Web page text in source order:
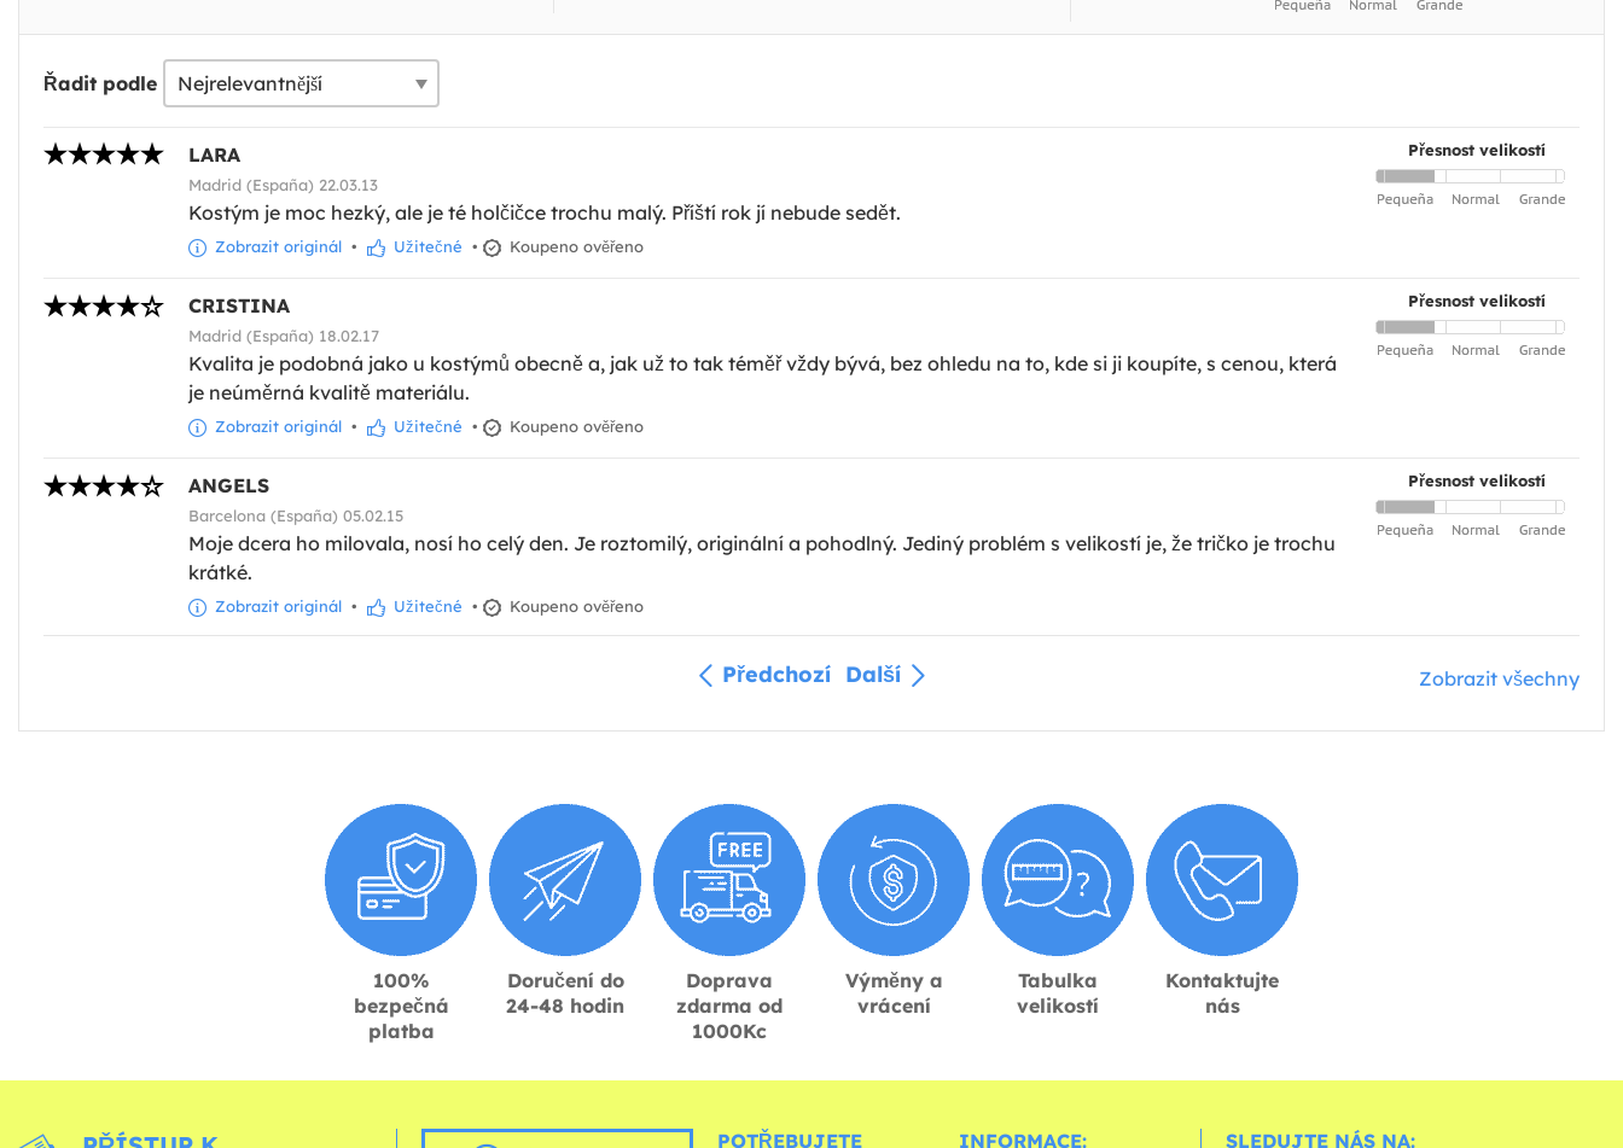
Řadit podle
Přesnost velikostí
LARA
Madrid (España) 22.03.13
Kostým je moc hezký, ale je té holčičce trochu malý. Příští rok jí nebude sedět.
Zobrazit originál • Užitečné • Koupeno ověřeno
Přesnost velikostí
CRISTINA
Madrid (España) 18.02.17
Kvalita je podobná jako u kostýmů obecně a, jak už to tak téměř vždy bývá, bez ohledu na to, kde si ji koupíte, s cenou, která
je neúměrná kvalitě materiálu.
Zobrazit originál • Užitečné • Koupeno ověřeno
Přesnost velikostí
ANGELS
Barcelona (España) 05.02.15
Moje dcera ho milovala, nosí ho celý den. Je roztomilý, originální a pohodlný. Jediný problém s velikostí je, že tričko je trochu
krátké.
Zobrazit originál • Užitečné • Koupeno ověřeno
Předchozí Další Zobrazit všechny
100%
bezpečná
platba
Doručení do
24-48 hodin
Doprava
zdarma od
1000Kc
Výměny a
vrácení
Tabulka
velikostí
Kontaktujte
nás
POTŘEBUJETE INFORMACE: SLEDUJTE NÁS NA: